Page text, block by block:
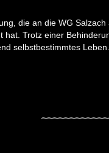
die an die WG
Trotz einer
selbstbestimmtes Leben.